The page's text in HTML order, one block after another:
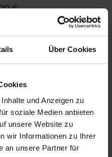
Über Cookies
und Anzeigen zu
soziale Medien anbieten
unsere Website zu
wir Informationen zu Ihrer
an unsere Partner für
€
INFORMAÇÕES